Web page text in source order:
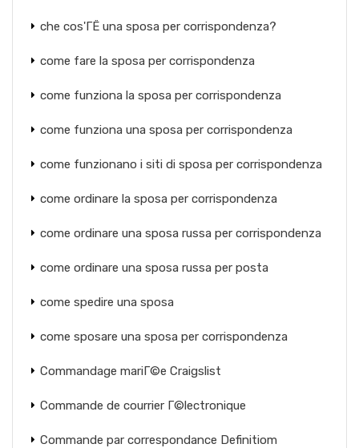
che cos'ГЁ una sposa per corrispondenza?
come fare la sposa per corrispondenza
come funziona la sposa per corrispondenza
come funziona una sposa per corrispondenza
come funzionano i siti di sposa per corrispondenza
come ordinare la sposa per corrispondenza
come ordinare una sposa russa per corrispondenza
come ordinare una sposa russa per posta
come spedire una sposa
come sposare una sposa per corrispondenza
Commandage mariГ©e Craigslist
Commande de courrier Г©lectronique
Commande par correspondance Definitiom